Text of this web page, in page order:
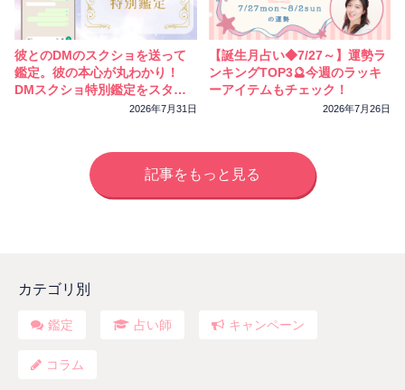
彼とのDMのスクショを送って
鑑定。彼の本心が丸わかり！
DMスクショ特別鑑定をスター
2026年7月31日
【誕生月占い◆7/27～】運勢ラ
ンキングTOP3🔮今週のラッキ
ーアイテムもチェック！
2026年7月26日
記事をもっと見る
カテゴリ別
鑑定 占い師 キャンペーン
コラム